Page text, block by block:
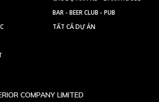
BAR - BEER CLUB - PUB
TẤT CẢ DỰ ÁN
COMPANY LIMITED